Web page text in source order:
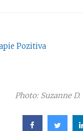
Pozitiva
Photo: Suzanne